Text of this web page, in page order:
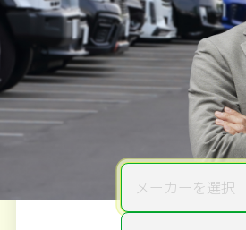
電話か出張か、高い方の査定を提案。
だから高価買取!
20秒で入力
無料で カンタン
ご依頼いただいたお車を丁
メーカーを選択